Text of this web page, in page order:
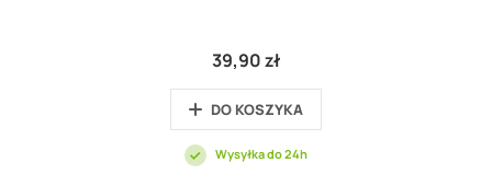
39,90 zł
DO KOSZYKA
Wysyłka do 24h